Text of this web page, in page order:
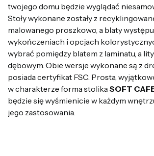
twojego domu będzie wyglądać
Stoły wykonane zostały z
malowanego proszkowo, a blaty
wykończeniach i opcjach
wybrać pomiędzy blatem z laminatu, a
dębowym. Obie wersje wykonane są z
posiada certyfikat FSC. Prosta,
w charakterze forma stolika SOFT
będzie się wyśmienicie w każdym
jego zastosowania.